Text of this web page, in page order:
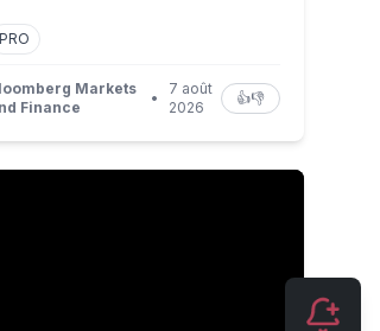
PRO
Markets
Finance
•
7 août
2026
👍👎
il donner plus de pouvoirs à nos maires